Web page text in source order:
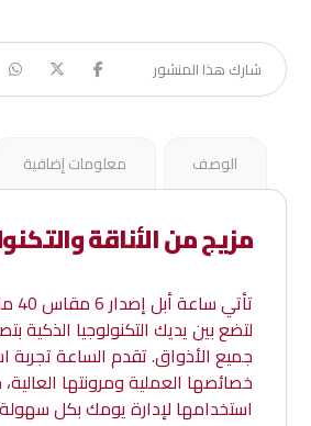
الوصف معلومات إضافية
مزيج من الأناقة
لتضع بين يديك التكنولوجيا الذكية
جميع الأذواق. تقدم الساعة تجربة
خصائصها العملية ومرونتها
استخدامها لإدارة يومك بكل